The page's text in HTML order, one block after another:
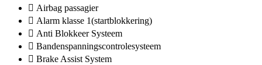
Airbag passagier
Alarm klasse 1(startblokkering)
Anti Blokkeer Systeem
Bandenspanningscontrolesysteem
Brake Assist System